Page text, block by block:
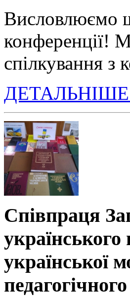
Висловлюємо
конференції!
спілкування з
ДЕТАЛЬНІШЕ
Співпраця
української